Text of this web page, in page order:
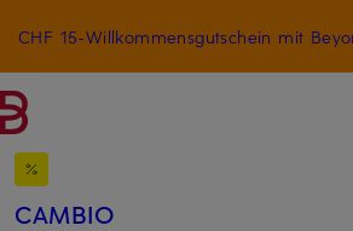
ZUM HAUPTINHALT ÜBERSPRINGEN ZUM
CHF 15-Willkommensgutschein mit
CAMBIO